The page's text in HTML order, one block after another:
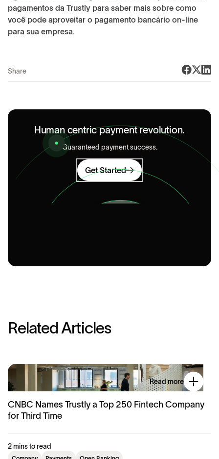
pagamentos da Trustly para saber mais sobre como
você pode aproveitar o pagamento bancário on-line
para sua empresa.
Share
Human centric payment revolution.
Guaranteed payment success.
Get Started
Related Articles
Read more
CNBC Names Trustly a Top 250 Fintech Company
for Third Time
2 mins to read